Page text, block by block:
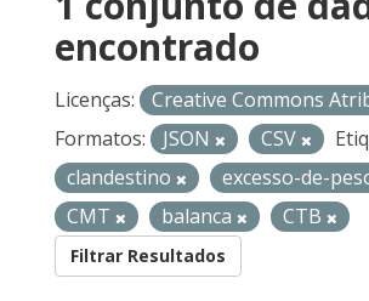
encontrado
Licenças:
Creative Commons
Formatos:
JSON CSV
clandestino
excesso-de-
CMT
balanca CTB
Filtrar Resultados